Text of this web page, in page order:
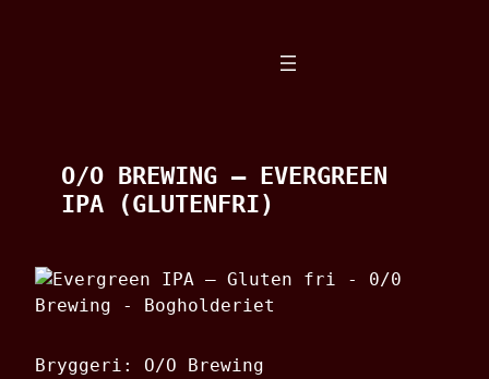
O/O BREWING – EVERGREEN
IPA (GLUTENFRI)
Bryggeri: O/O Brewing